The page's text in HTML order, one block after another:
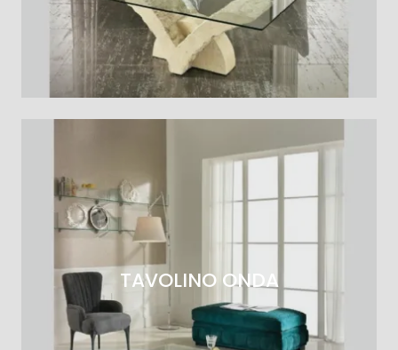
TAVOLINO ONDA